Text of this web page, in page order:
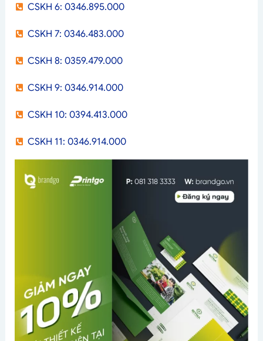
CSKH 6: 0346.895.000
CSKH 7: 0346.483.000
CSKH 8: 0359.479.000
CSKH 9: 0346.914.000
CSKH 10: 0394.413.000
CSKH 11: 0346.914.000